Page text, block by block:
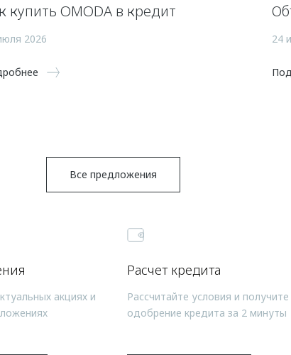
купить OMODA в кредит
2026 24
Все предложения
акциях и
Расчет кредита
Рассчитайте условия и получите
одобрение кредита за 2 минуты